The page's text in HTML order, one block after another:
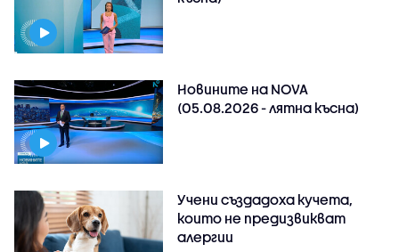
Новините на NOVA
(05.08.2026 - лятна късна)
Учени създадоха кучета,
които не предизвикват
алергии